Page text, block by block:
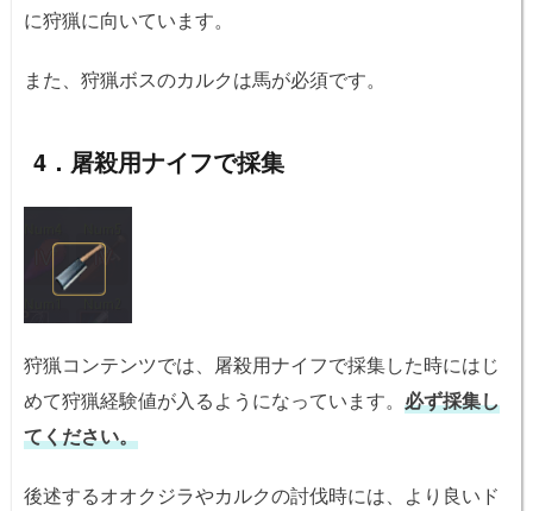
に狩猟に向いています。
また、狩猟ボスのカルクは馬が必須です。
4．屠殺用ナイフで採集
狩猟コンテンツでは、屠殺用ナイフで採集した時にはじ
めて狩猟経験値が入るようになっています。 必ず採集し
てください。
後述するオオクジラやカルクの討伐時には、より良いド